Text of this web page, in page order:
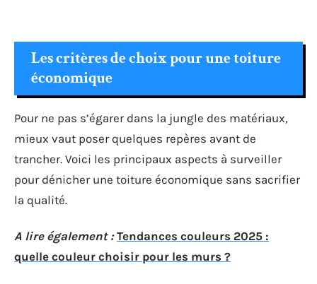
Les critères de choix pour une toiture
économique
Pour ne pas s’égarer dans la jungle des matériaux,
mieux vaut poser quelques repères avant de
trancher. Voici les principaux aspects à surveiller
pour dénicher une toiture économique sans sacrifier
la qualité.
A lire également : Tendances couleurs 2025 :
quelle couleur choisir pour les murs ?